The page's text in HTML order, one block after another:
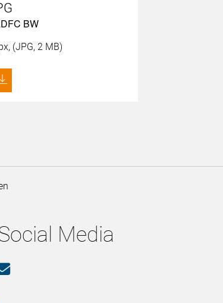
BW
(JPG, 2 MB)
Media